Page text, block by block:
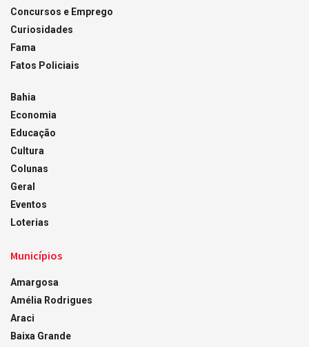
Concursos e Emprego
Curiosidades
Fama
Fatos Policiais
Bahia
Economia
Educação
Cultura
Colunas
Geral
Eventos
Loterias
Municípios
Amargosa
Amélia Rodrigues
Araci
Baixa Grande